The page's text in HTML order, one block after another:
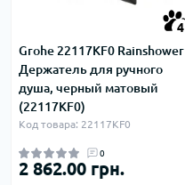
4
Grohe 22117KF0 Rainshower
Держатель для ручного
душа, черный матовый
(22117KF0)
Код товара: 22117KF0
0
2 862.00 грн.